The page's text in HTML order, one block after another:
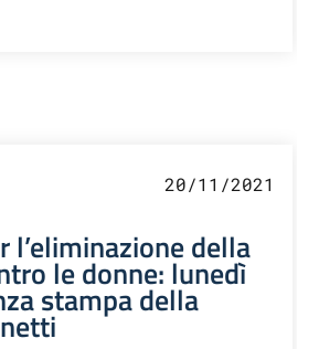
20/11/2021
l’eliminazione della
le donne: lunedì
stampa della